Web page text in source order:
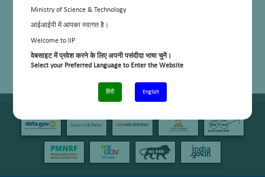
Ministry of Science & Technology
आईआईपी में आपका स्वागत है।
Welcome to IIP
वेबसाइट में प्रवेश करने के लिए अपनी पसंदीदा भाषा चुनें।
Select your Preferred Language to Enter the Website
हिंदी English